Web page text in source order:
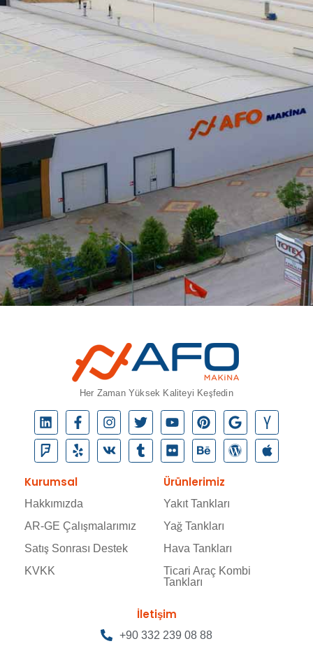
Her Zaman Yüksek Kaliteyi Keşfedin
Kurumsal
Hakkımızda
AR-GE Çalışmalarımız
Satış Sonrası Destek
KVKK
Ürünlerimiz
Yakıt Tankları
Yağ Tankları
Hava Tankları
Ticari Araç Kombi
Tankları
İletişim
+90 332 239 08 88